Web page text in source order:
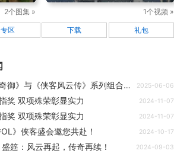
2个图集 »
1个视频 »
专区 下载 礼包
武侠经典集结！《天命奇御》与《侠客风云传》系列组合包登陆Steam 2025-06-06
奖 双项殊荣彰显实力 2024-11-07
奖 双项殊荣彰显实力 2024-11-07
》侠客盛会邀您共赴！ 2024-10-17
筵：风云再起，传奇再续！ 2024-09-03